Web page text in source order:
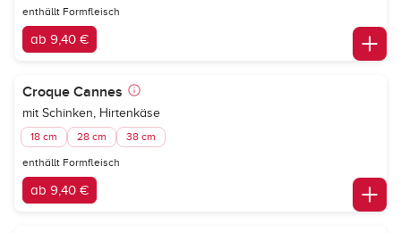
enthällt Formfleisch
ab 9,40 €
Croque Cannes
mit Schinken, Hirtenkäse
18 cm 28 cm 38 cm
enthällt Formfleisch
ab 9,40 €